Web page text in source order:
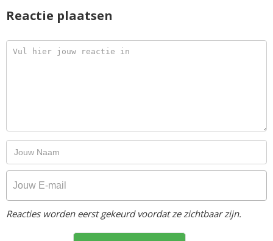
Reactie plaatsen
Reacties worden eerst gekeurd voordat ze zichtbaar zijn.